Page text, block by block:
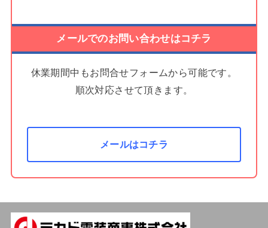
メールでのお問い合わせはコチラ
休業期間中もお問合せフォームから可能です。
順次対応させて頂きます。
メールはコチラ